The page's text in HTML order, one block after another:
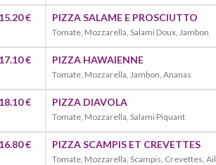
15.20 € PIZZA SALAME E PROSCIUTTO
Tomate, Mozzarella, Salami Doux, Jambon
17.10 € PIZZA HAWAIENNE
Tomate, Mozzarella, Jambon, Ananas
18.10 € PIZZA DIAVOLA
Tomate, Mozzarella, Salami Piquant
16.80 € PIZZA SCAMPIS ET CREVETTES
Tomate, Mozzarella, Scampis, Crevettes, Ail